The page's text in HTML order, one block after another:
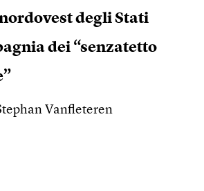
degli Stati
dei “senzatetto
Vanfleteren